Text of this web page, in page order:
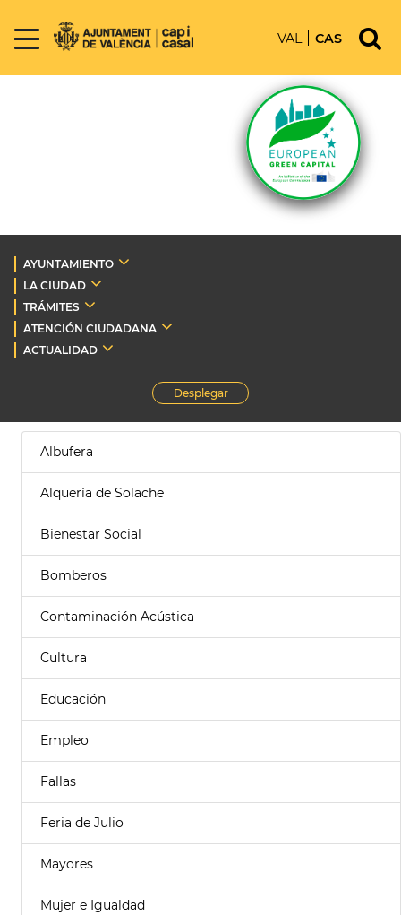
VAL CAS
AYUNTAMIENTO
LA CIUDAD
TRÁMITES
ATENCIÓN CIUDADANA
ACTUALIDAD
Desplegar
Albufera
Alquería de Solache
Bienestar Social
Bomberos
Contaminación Acústica
Cultura
Educación
Empleo
Fallas
Feria de Julio
Mayores
Mujer e Igualdad